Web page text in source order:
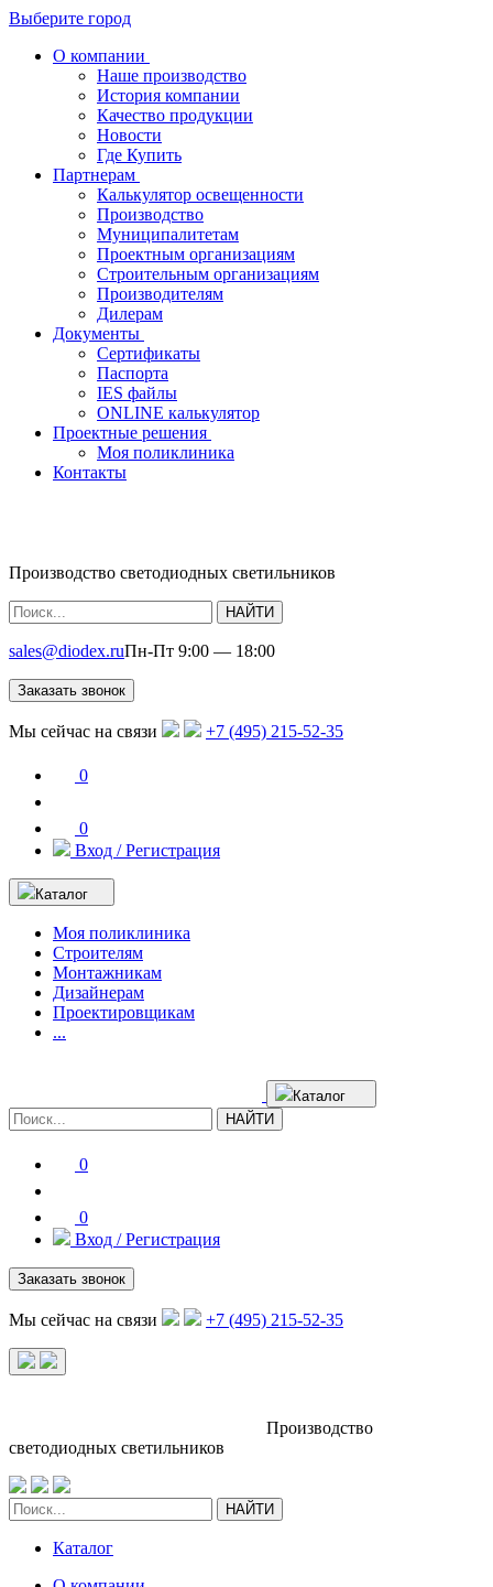
Выберите город
О компании
Наше производство
История компании
Качество продукции
Новости
Где Купить
Партнерам
Калькулятор освещенности
Производство
Муниципалитетам
Проектным организациям
Строительным организациям
Производителям
Дилерам
Документы
Сертификаты
Паспорта
IES файлы
ONLINE калькулятор
Проектные решения
Моя поликлиника
Контакты
Производство светодиодных светильников
НАЙТИ
sales@diodex.ruПн-Пт 9:00 — 18:00
Заказать звонок
Мы сейчас на связи +7 (495) 215-52-35
0
0
Вход / Регистрация
Каталог
Моя поликлиника
Строителям
Монтажникам
Дизайнерам
Проектировщикам
...
Каталог
НАЙТИ
0
0
Вход / Регистрация
Заказать звонок
Мы сейчас на связи +7 (495) 215-52-35
Производство
светодиодных светильников
НАЙТИ
Каталог